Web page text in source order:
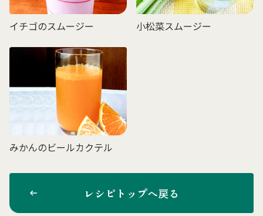
イチゴのスムージー 小松菜スムージー
みかんのビールカクテル
レシピトップへ戻る